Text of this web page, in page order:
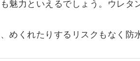
魅力といえるでしょう。ウレタ
めくれたりするリスクもなく防